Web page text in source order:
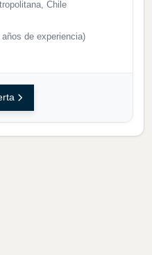
Chile
de experiencia)